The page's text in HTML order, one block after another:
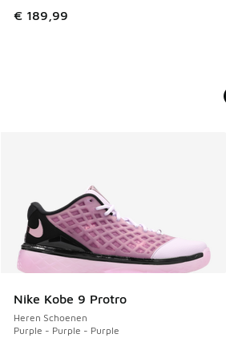
€ 189,99
Nike Kobe 9 Protro
Heren Schoenen
Purple - Purple - Purple